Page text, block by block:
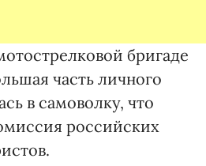
бригаде
часть личного
в самоволку, что
российских